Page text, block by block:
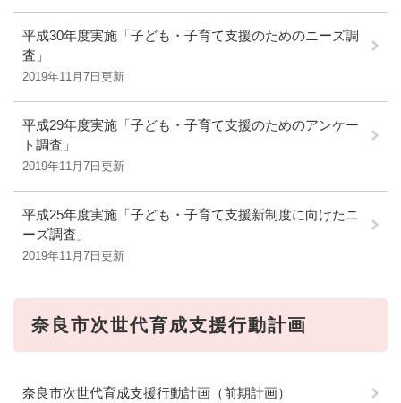
平成30年度実施「子ども・子育て支援のためのニーズ調
査」
2019年11月7日更新
平成29年度実施「子ども・子育て支援のためのアンケー
ト調査」
2019年11月7日更新
平成25年度実施「子ども・子育て支援新制度に向けたニ
ーズ調査」
2019年11月7日更新
奈良市次世代育成支援行動計画
奈良市次世代育成支援行動計画（前期計画）